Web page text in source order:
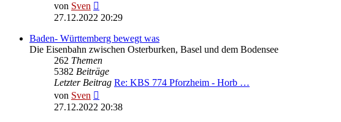
von Sven
Beitrag
27.12.2022 20:29
Baden- Württemberg bewegt was
Die Eisenbahn zwischen Osterburken, Basel und dem Bodensee
262 Themen
5382 Beiträge
Letzter Beitrag Re: KBS 774 Pforzheim - Horb …
von Sven
Beitrag
27.12.2022 20:38